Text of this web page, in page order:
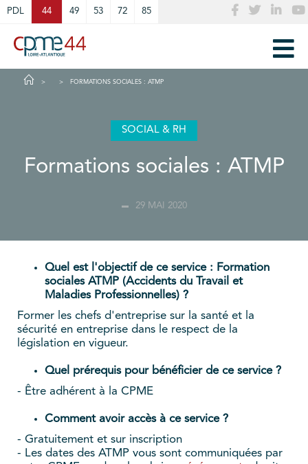
PDL 44 49 53 72 85
FORMATIONS SOCIALES : ATMP
SOCIAL & RH
Formations sociales : ATMP
29 MAI 2020
Quel est l'objectif de ce service : Formation
sociales ATMP (Accidents du Travail et
Maladies Professionnelles) ?
Former les chefs d'entreprise sur la santé et la
sécurité en entreprise dans le respect de la
législation en vigueur.
Quel prérequis pour bénéficier de ce service ?
- Être adhérent à la CPME
Comment avoir accès à ce service ?
- Gratuitement et sur inscription
- Les dates des ATMP vous sont communiquées par
Cookies management panel